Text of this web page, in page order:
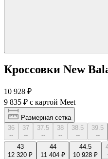
Кроссовки New
10 928 ₽
9 835 ₽ с картой Meet
Размерная сетка
36
--
37
--
37.5
--
38
--
38.5
--
39.5
--
43
12 320 ₽
44
11 404 ₽
44.5
10 928 ₽